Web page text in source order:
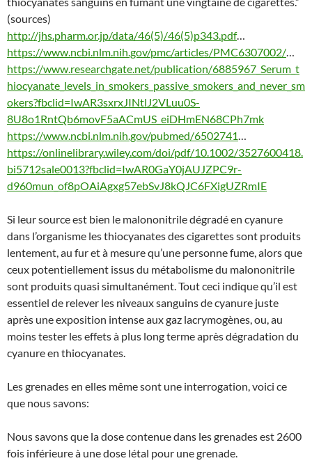
(sources)
http://jhs.pharm.or.jp/data/46(5)/46(5)p343.pdf…
https://www.ncbi.nlm.nih.gov/pmc/articles/PMC6307002/…
https://www.researchgate.net/publication/6885967_Serum_t
hiocyanate_levels_in_smokers_passive_smokers_and_never_sm
okers?fbclid=IwAR3sxrxJINtlJ2VLuu0S-
8U8o1RntQb6movF5aACmUS_eiDHmEN68CPh7mk
https://www.ncbi.nlm.nih.gov/pubmed/6502741…
https://onlinelibrary.wiley.com/doi/pdf/10.1002/3527600418.
bi5712sale0013?fbclid=IwAR0GaY0jAUJZPC9r-
d960mun_of8pOAiAgxg57ebSvJ8kQJC6FXigUZRmIE
Si leur source est bien le malononitrile dégradé en cyanure
dans l’organisme les thiocyanates des cigarettes sont produits
lentement, au fur et à mesure qu’une personne fume, alors que
ceux potentiellement issus du métabolisme du malononitrile
sont produits quasi simultanément. Tout ceci indique qu’il est
essentiel de relever les niveaux sanguins de cyanure juste
après une exposition intense aux gaz lacrymogènes, ou, au
moins tester les effets à plus long terme après dégradation du
cyanure en thiocyanates.
Les grenades en elles même sont une interrogation, voici ce
que nous savons:
Nous savons que la dose contenue dans les grenades est 2600
fois inférieure à une dose létal pour une grenade.